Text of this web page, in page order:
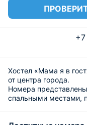
Хостел «Мама я в
от центра города.
Номера
спальными местами,